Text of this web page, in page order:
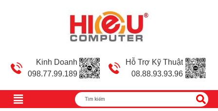
Kinh Doanh
098.77.99.189
Hỗ Trợ Kỹ Thuật
08.88.93.93.96